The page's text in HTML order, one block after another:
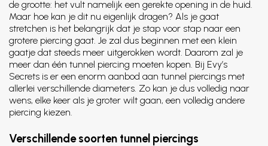
de grootte: het vult namelijk een gerekte opening in de huid.
Maar hoe kan je dit nu eigenlijk dragen? Als je gaat
stretchen is het belangrijk dat je stap voor stap naar een
grotere piercing gaat. Je zal dus beginnen met een klein
gaatje dat steeds meer uitgerokken wordt. Daarom zal je
meer dan één tunnel piercing moeten kopen. Bij Evy’s
Secrets is er een enorm aanbod aan tunnel piercings met
allerlei verschillende diameters. Zo kan je dus volledig naar
wens, elke keer als je groter wilt gaan, een volledig andere
piercing kiezen.
Verschillende soorten tunnel piercings